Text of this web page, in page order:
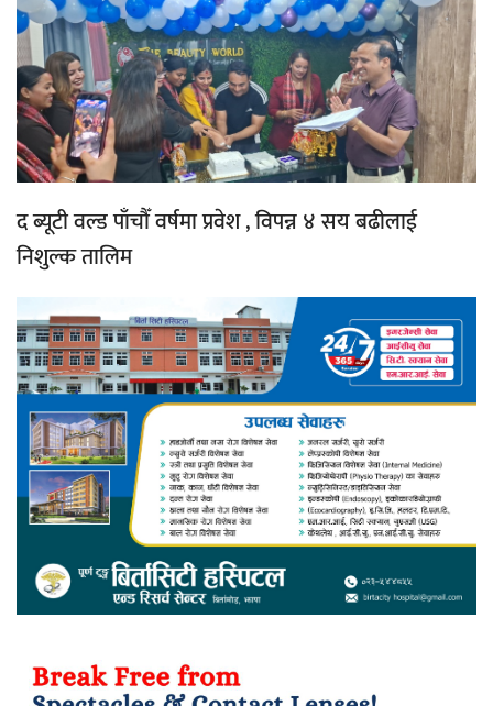
द ब्यूटी वल्ड पाँचौँ वर्षमा प्रवेश , विपन्न ४ सय बढीलाई
निशुल्क तालिम